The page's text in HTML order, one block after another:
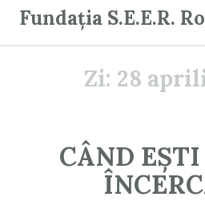
Fundația S.E.E.R.
Zi: 28
CÂND